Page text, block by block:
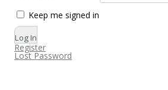
Keep me signed in
Log In
Register
Lost Password